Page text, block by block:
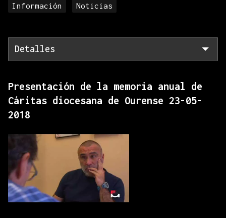
Información Noticias
Detalles
Presentación de la memoria anual de
Cáritas diocesana de Ourense 23-05-
2018